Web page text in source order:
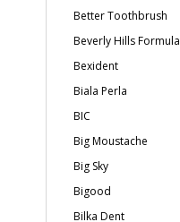
Better Toothbrush
Beverly Hills Formula
Bexident
Biala Perla
BIC
Big Moustache
Big Sky
Bigood
Bilka Dent